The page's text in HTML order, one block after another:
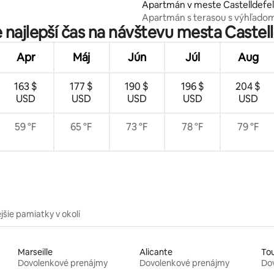
Apartmán v meste
Apartmán s terasou s
v blízkosti BCN
najlepší čas na návštevu mesta
Apr Máj Jún Júl Aug
163 $
USD
177 $
USD
190 $
USD
196 $
USD
204 $
USD
59 °F 65 °F 73 °F 78 °F 79 °F
pamiatky v okolí
Marseille
Dovolenkové prenájmy
Alicante
Dovolenkové prenájmy